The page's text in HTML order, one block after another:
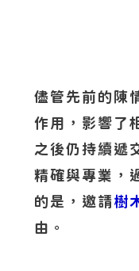
儘管先前的陳
作用，影響了
之後仍持續遞
精確與專業，
的是，邀請樹
由。